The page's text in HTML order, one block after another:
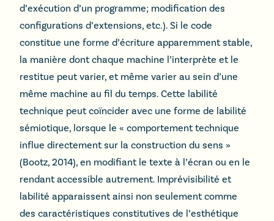
d’exécution d’un programme; modification des
configurations d’extensions, etc.). Si le code
constitue une forme d’écriture apparemment stable,
la manière dont chaque machine l’interprète et le
restitue peut varier, et même varier au sein d’une
même machine au fil du temps. Cette labilité
technique peut coïncider avec une forme de labilité
sémiotique, lorsque le « comportement technique
influe directement sur la construction du sens »
(Bootz, 2014), en modifiant le texte à l’écran ou en le
rendant accessible autrement. Imprévisibilité et
labilité apparaissent ainsi non seulement comme
des caractéristiques constitutives de l’esthétique